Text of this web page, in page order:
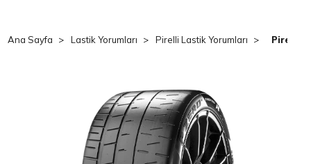
Ana Sayfa Lastik Yorumları Pirelli Lastik Yorumları Pirelli P